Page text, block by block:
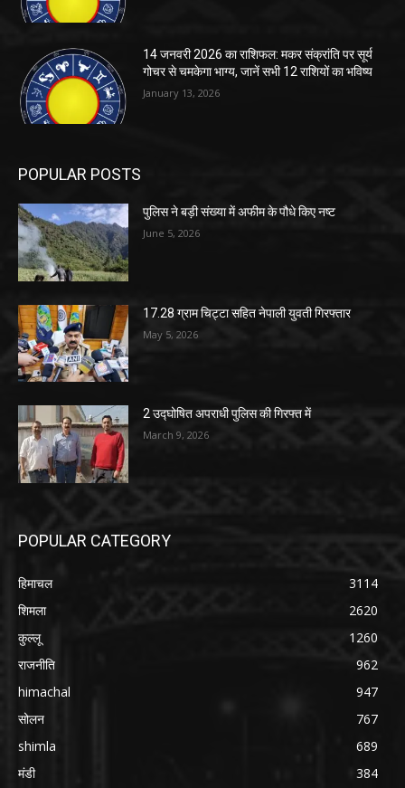
14 जनवरी 2026 का राशिफल: मकर संक्रांति पर सूर्य
गोचर से चमकेगा भाग्य, जानें सभी 12 राशियों का भविष्य
January 13, 2026
POPULAR POSTS
पुलिस ने बड़ी संख्या में अफीम के पौधे किए नष्ट
June 5, 2026
17.28 ग्राम चिट्टा सहित नेपाली युवती गिरफ्तार
May 5, 2026
2 उद्घोषित अपराधी पुलिस की गिरफ्त में
March 9, 2026
POPULAR CATEGORY
हिमाचल
3114
शिमला
2620
कुल्लू
1260
राजनीति
962
himachal
947
सोलन
767
shimla
689
मंडी
384